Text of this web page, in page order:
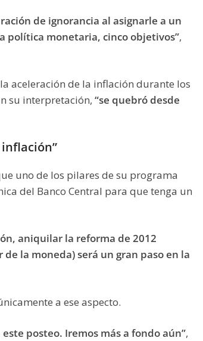
de ignorancia al asignarle a un
política monetaria, cinco objetivos”,
aceleración de la inflación durante los
su interpretación, “se quebró desde
uno de los pilares de su programa
del Banco Central para que tenga un
aniquilar la reforma de 2012
la moneda) será un gran paso en la
a ese aspecto.
posteo. Iremos más a fondo aún”,